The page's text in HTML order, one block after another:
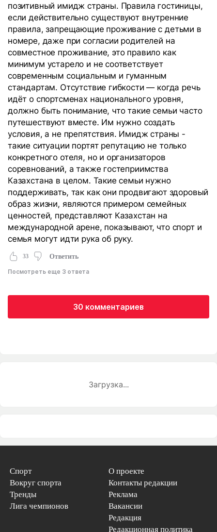
позитивный имидж страны. Правила гостиницы,
если действительно существуют внутренние
правила, запрещающие проживание с детьми в
номере, даже при согласии родителей на
совместное проживание, это правило как
минимум устарело и не соответствует
современным социальным и гуманным
стандартам. Отсутствие гибкости — когда речь
идёт о спортсменах национального уровня,
должно быть понимание, что такие семьи часто
путешествуют вместе. Им нужно создать
условия, а не препятствия. Имидж страны -
такие ситуации портят репутацию не только
конкретного отеля, но и организаторов
соревнований, а также гостеприимства
Казахстана в целом. Такие семьи нужно
поддерживать, так как они продвигают здоровый
образ жизни, являются примером семейных
ценностей, представляют Казахстан на
международной арене, показывают, что спорт и
семья могут идти рука об руку.
33 Ответить
Посмотреть еще 3 ответа
30 комментариев
Загрузка...
Спорт
Вокруг спорта
Тренды
Лига чемпионов
О проекте
Контакты редакции
Реклама
Вакансии
Редакция
Редакционная политика